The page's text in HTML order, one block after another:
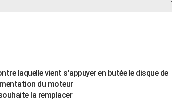
laquelle vient s'appuyer en butée le disque de
du moteur
la remplacer